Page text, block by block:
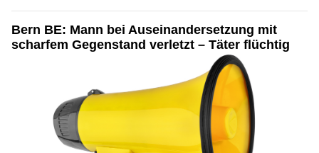
Bern BE: Mann bei Auseinandersetzung mit
scharfem Gegenstand verletzt – Täter flüchtig